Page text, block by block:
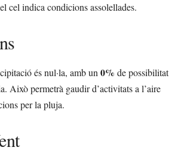
cel indica condicions assolellades.
és nul·la, amb un0% de possibilitat
Això permetrà gaudir d’activitats a l’aire
per la pluja.